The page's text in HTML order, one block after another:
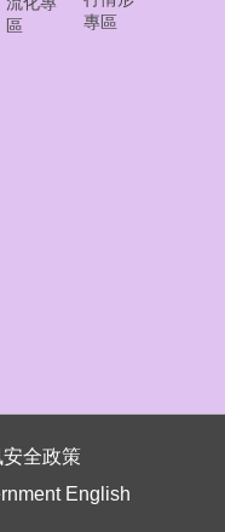
區
專區
安全政策
English